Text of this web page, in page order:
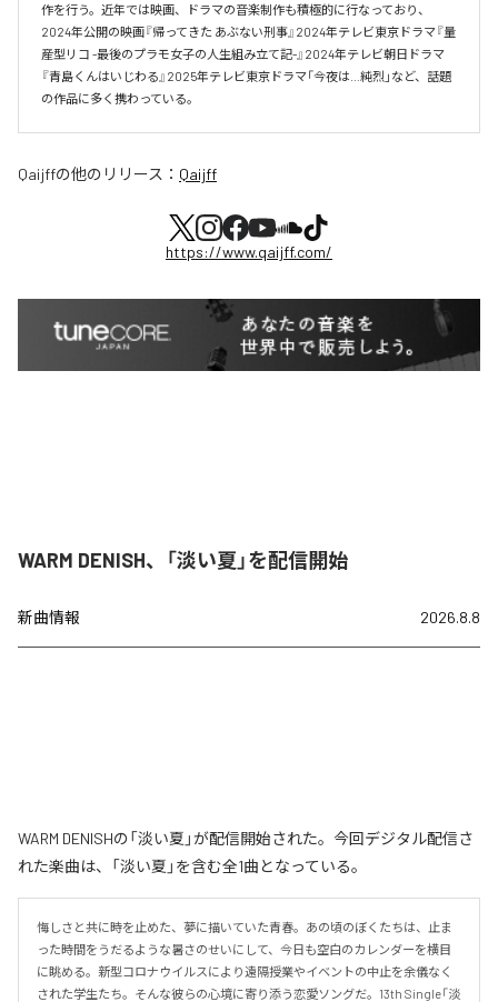
作を行う。近年では映画、ドラマの音楽制作も積極的に行なっており、
2024年公開の映画『帰ってきた あぶない刑事』2024年テレビ東京ドラマ『量
産型リコ -最後のプラモ女子の人生組み立て記-』2024年テレビ朝日ドラマ
『青島くんはいじわる』2025年テレビ東京ドラマ「今夜は…純烈」など、話題
の作品に多く携わっている。
Qaijffの他のリリース： Qaijff
https://www.qaijff.com/
WARM DENISH、「淡い夏」を配信開始
新曲情報 2026.8.8
WARM DENISHの「淡い夏」が配信開始された。今回デジタル配信さ
れた楽曲は、「淡い夏」を含む全1曲となっている。
悔しさと共に時を止めた、夢に描いていた青春。あの頃のぼくたちは、止ま
った時間をうだるような暑さのせいにして、今日も空白のカレンダーを横目
に眺める。新型コロナウイルスにより遠隔授業やイベントの中止を余儀なく
された学生たち。そんな彼らの心境に寄り添う恋愛ソングだ。13th Single「淡